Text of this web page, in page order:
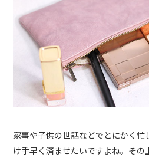
家事や子供の世話などでとにかく忙
け手早く済ませたいですよね。そ